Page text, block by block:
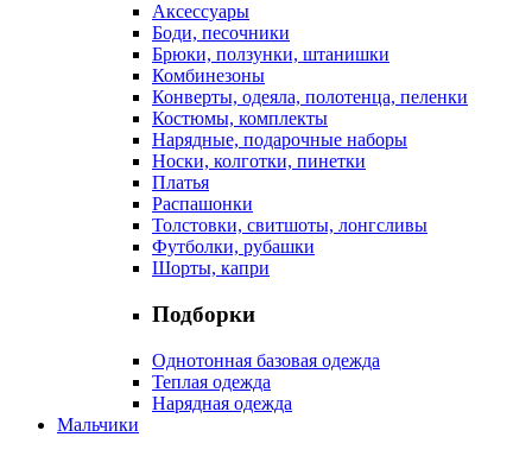
Аксессуары
Боди, песочники
Брюки, ползунки, штанишки
Комбинезоны
Конверты, одеяла, полотенца, пеленки
Костюмы, комплекты
Нарядные, подарочные наборы
Носки, колготки, пинетки
Платья
Распашонки
Толстовки, свитшоты, лонгсливы
Футболки, рубашки
Шорты, капри
Подборки
Однотонная базовая одежда
Теплая одежда
Нарядная одежда
Мальчики